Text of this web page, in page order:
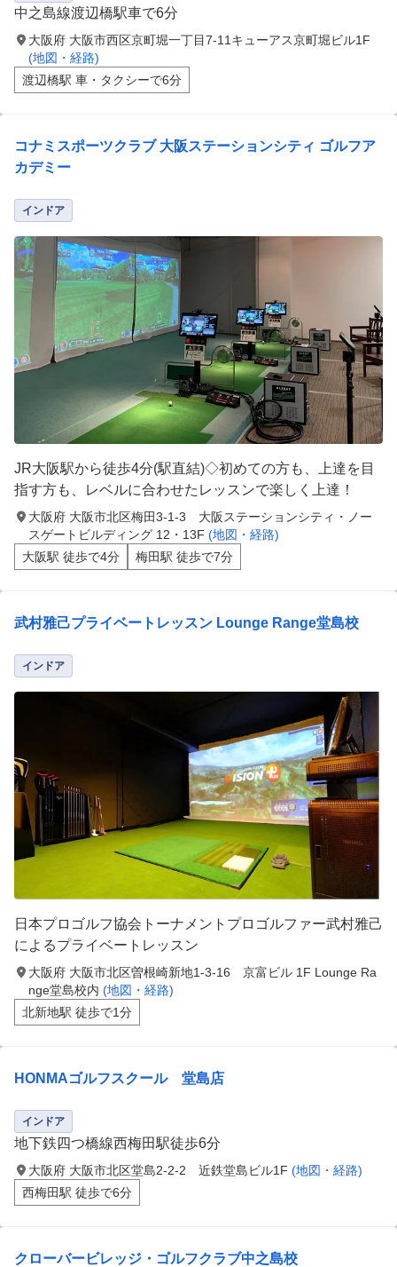
中之島線渡辺橋駅車で6分
大阪府 大阪市西区京町堀一丁目7-11キューアス京町堀ビル1F
(地図・経路)
渡辺橋駅 車・タクシーで6分
コナミスポーツクラブ 大阪ステーションシティ ゴルフア
カデミー
インドア
JR大阪駅から徒歩4分(駅直結)◇初めての方も、上達を目
指す方も、レベルに合わせたレッスンで楽しく上達！
大阪府 大阪市北区梅田3-1-3 大阪ステーションシティ・ノー
スゲートビルディング 12・13F (地図・経路)
大阪駅 徒歩で4分
梅田駅 徒歩で7分
武村雅己プライベートレッスン Lounge Range堂島校
インドア
日本プロゴルフ協会トーナメントプロゴルファー武村雅己
によるプライベートレッスン
大阪府 大阪市北区曽根崎新地1-3-16 京富ビル 1F Lounge Ra
nge堂島校内 (地図・経路)
北新地駅 徒歩で1分
HONMAゴルフスクール 堂島店
インドア
地下鉄四つ橋線西梅田駅徒歩6分
大阪府 大阪市北区堂島2-2-2 近鉄堂島ビル1F (地図・経路)
西梅田駅 徒歩で6分
クローバービレッジ・ゴルフクラブ中之島校